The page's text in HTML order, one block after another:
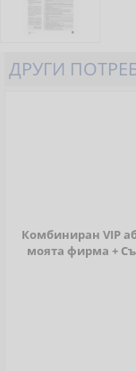
ДРУГИ
Комбиниран VIP
моята фирма +